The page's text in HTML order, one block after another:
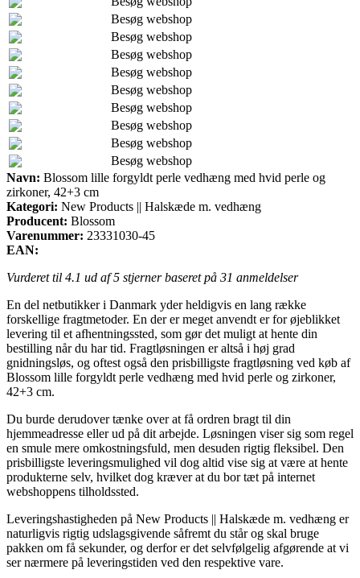
Besøg webshop
Besøg webshop
Besøg webshop
Besøg webshop
Besøg webshop
Besøg webshop
Besøg webshop
Besøg webshop
Besøg webshop
Navn: Blossom lille forgyldt perle vedhæng med hvid perle og
zirkoner, 42+3 cm
Kategori: New Products || Halskæde m. vedhæng
Producent: Blossom
Varenummer: 23331030-45
EAN:
Vurderet til 4.1 ud af 5 stjerner baseret på 31 anmeldelser
En del netbutikker i Danmark yder heldigvis en lang række
forskellige fragtmetoder. En der er meget anvendt er for øjeblikket
levering til et afhentningssted, som gør det muligt at hente din
bestilling når du har tid. Fragtløsningen er altså i høj grad
gnidningsløs, og oftest også den prisbilligste fragtløsning ved køb af
Blossom lille forgyldt perle vedhæng med hvid perle og zirkoner,
42+3 cm.
Du burde derudover tænke over at få ordren bragt til din
hjemmeadresse eller ud på dit arbejde. Løsningen viser sig som regel
en smule mere omkostningsfuld, men desuden rigtig fleksibel. Den
prisbilligste leveringsmulighed vil dog altid vise sig at være at hente
produkterne selv, hvilket dog kræver at du bor tæt på internet
webshoppens tilholdssted.
Leveringshastigheden på New Products || Halskæde m. vedhæng er
naturligvis rigtig udslagsgivende såfremt du står og skal bruge
pakken om få sekunder, og derfor er det selvfølgelig afgørende at vi
ser nærmere på leveringstiden ved den respektive vare.